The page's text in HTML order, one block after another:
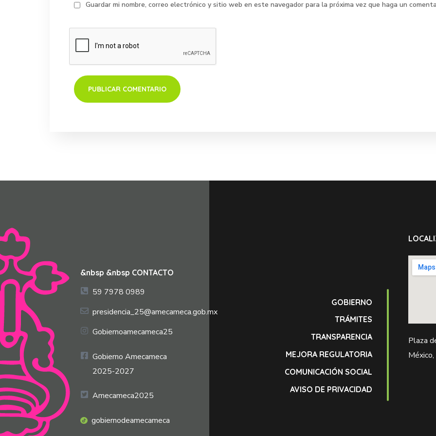
Guardar mi nombre, correo electrónico y sitio web en este navegador para la próxima vez que haga un
&nbsp &nbsp CONTACTO
59 7978 0989
presidencia_25@amecameca.gob.mx
Gobiernoamecameca25
Gobierno Amecameca
2025-2027
Amecameca2025
gobiernodeamecameca
GOBIERNO
TRÁMITES
TRANSPARENCIA
MEJORA REGULATORIA
COMUNICACIÓN SOCIAL
AVISO DE PRIVACIDAD
Plaza